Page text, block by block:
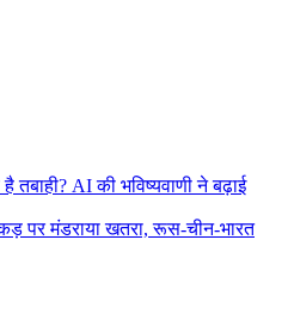
तबाही? AI की भविष्यवाणी ने बढ़ाई
पर मंडराया खतरा, रूस-चीन-भारत